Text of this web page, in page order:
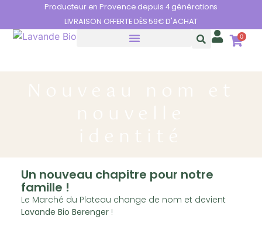
Producteur en Provence depuis 4 générations
LIVRAISON OFFERTE DÈS 59€ D'ACHAT
0
Un nouveau chapitre pour notre
famille !
Le Marché du Plateau change de nom et devient
Lavande Bio Berenger!
Panneau de gestion des cookies